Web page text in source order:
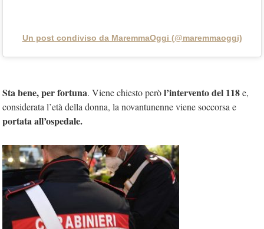
Un post condiviso da MaremmaOggi (@maremmaoggi)
Sta bene, per fortuna. Viene chiesto peròl’intervento del 118e,
considerata l’età della donna, la novantunenne viene soccorsa e
portata all’ospedale.